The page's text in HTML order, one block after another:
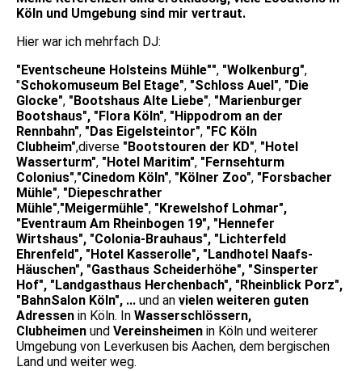
Köln und Umgebung sind mir vertraut.
Hier war ich mehrfach DJ:
"Eventscheune Holsteins Mühle"", "Wolkenburg",
"Schokomuseum Bel Etage", "Schloss Auel", "Die
Glocke", "Bootshaus Alte Liebe", "Marienburger
Bootshaus", "Flora Köln", "Hippodrom an der
Rennbahn", "Das Eigelsteintor", "FC Köln
Clubheim",diverse "Bootstouren der KD", "Hotel
Wasserturm", "Hotel Maritim", "Fernsehturm
Colonius","Cinedom Köln", "Kölner Zoo", "Forsbacher
Mühle", "Diepeschrather
Mühle","Meigermühle", "Krewelshof Lohmar",
"Eventraum Am Rheinbogen 19", "Hennefer
Wirtshaus", "Colonia-Brauhaus", "Lichterfeld
Ehrenfeld", "Hotel Kasserolle", "Landhotel Naafs-
Häuschen", "Gasthaus Scheiderhöhe", "Sinsperter
Hof", "Landgasthaus Herchenbach", "Rheinblick Porz",
"BahnSalon Köln", ... und an vielen weiteren guten
Adressen in Köln. In Wasserschlössern,
Clubheimen und Vereinsheimen in Köln und weiterer
Umgebung von Leverkusen bis Aachen, dem bergischen
Land und weiter weg.